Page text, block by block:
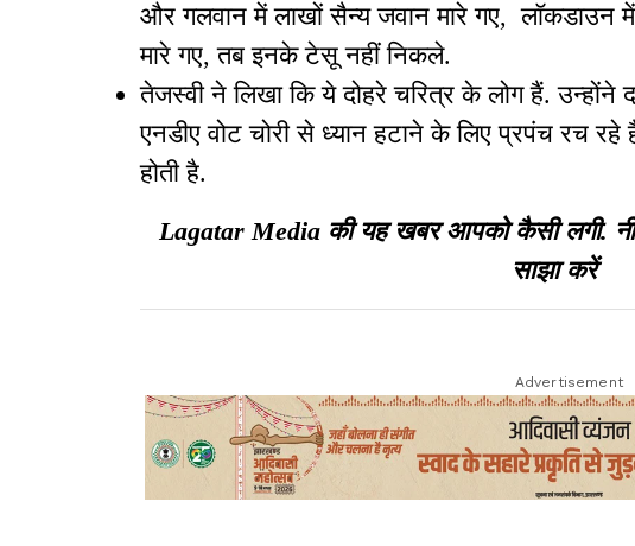
और गलवान में लाखों सैन्य जवान मारे गए,
मारे गए, तब इनके टेसू नहीं निकले.
तेजस्वी ने लिखा कि ये दोहरे चरित्र के लोग हैं. उन्होंने
एनडीए वोट चोरी से ध्यान हटाने के लिए प्रपंच रच
होती है.
Lagatar Media की यह खबर आपको कैसी लगी.
साझा करें
Advertisement